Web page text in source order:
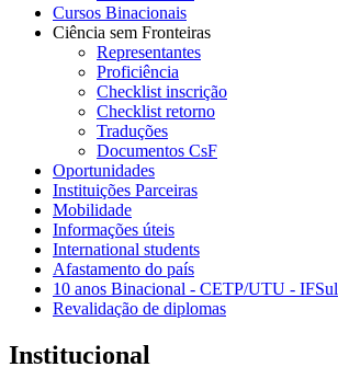
Cursos Binacionais
Ciência sem Fronteiras
Representantes
Proficiência
Checklist inscrição
Checklist retorno
Traduções
Documentos CsF
Oportunidades
Instituições Parceiras
Mobilidade
Informações úteis
International students
Afastamento do país
10 anos Binacional - CETP/UTU - IFSul
Revalidação de diplomas
Institucional